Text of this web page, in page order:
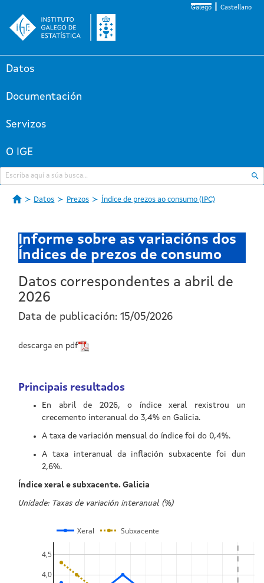
Galego Castellano
Datos
Documentación
Servizos
O IGE
Datos Prezos Índice de prezos ao consumo (IPC)